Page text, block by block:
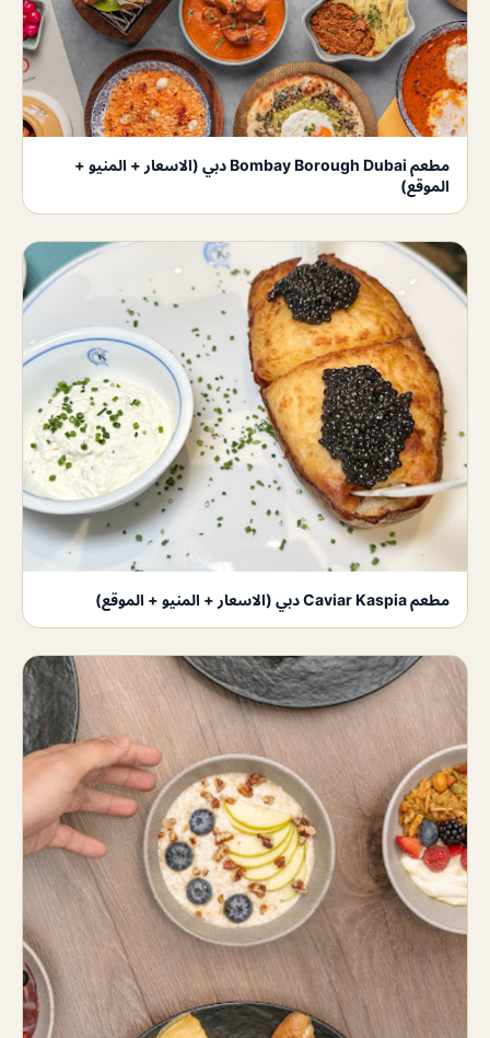
مطعم Bombay Borough Dubai دبي (الاسعار + المنيو +
الموقع)
مطعم Caviar Kaspia دبي (الاسعار + المنيو + الموقع)